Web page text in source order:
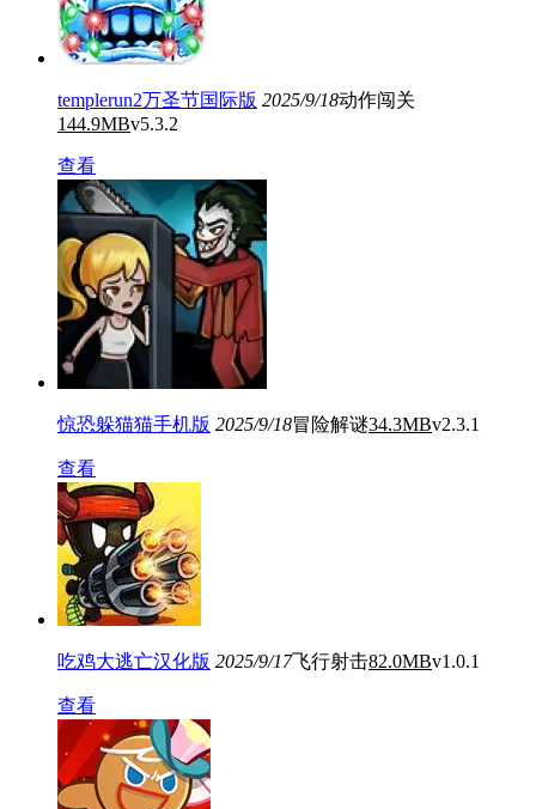
templerun2万圣节国际版 2025/9/18动作闯关
144.9MBv5.3.2
查看
惊恐躲猫猫手机版 2025/9/18冒险解谜34.3MBv2.3.1
查看
吃鸡大逃亡汉化版 2025/9/17飞行射击82.0MBv1.0.1
查看